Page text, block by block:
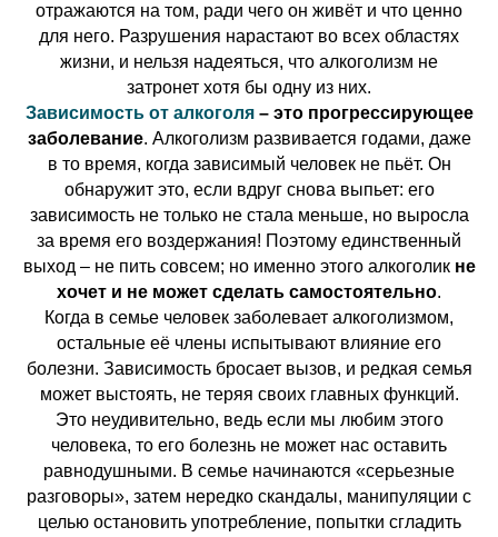
отражаются на том, ради чего он живёт и что ценно
для него. Разрушения нарастают во всех областях
жизни, и нельзя надеяться, что алкоголизм не
затронет хотя бы одну из них.
Зависимость от алкоголя– это прогрессирующее
заболевание. Алкоголизм развивается годами, даже
в то время, когда зависимый человек не пьёт. Он
обнаружит это, если вдруг снова выпьет: его
зависимость не только не стала меньше, но выросла
за время его воздержания! Поэтому единственный
выход – не пить совсем; но именно этого алкоголик не
хочет и не может сделать самостоятельно.
Когда в семье человек заболевает алкоголизмом,
остальные её члены испытывают влияние его
болезни. Зависимость бросает вызов, и редкая семья
может выстоять, не теряя своих главных функций.
Это неудивительно, ведь если мы любим этого
человека, то его болезнь не может нас оставить
равнодушными. В семье начинаются «серьезные
разговоры», затем нередко скандалы, манипуляции с
целью остановить употребление, попытки сгладить